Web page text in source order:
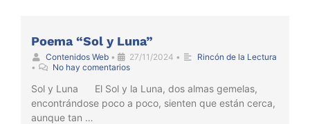
Poema “Sol y Luna”
Contenidos Web • 27/11/2024 •
Rincón de la Lectura
•
No hay comentarios
Sol y Luna El Sol y la Luna, dos almas gemelas,
encontrándose poco a poco, sienten que están cerca,
aunque tan …